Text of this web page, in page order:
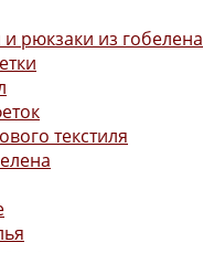
рюкзаки из гобелена
текстиля